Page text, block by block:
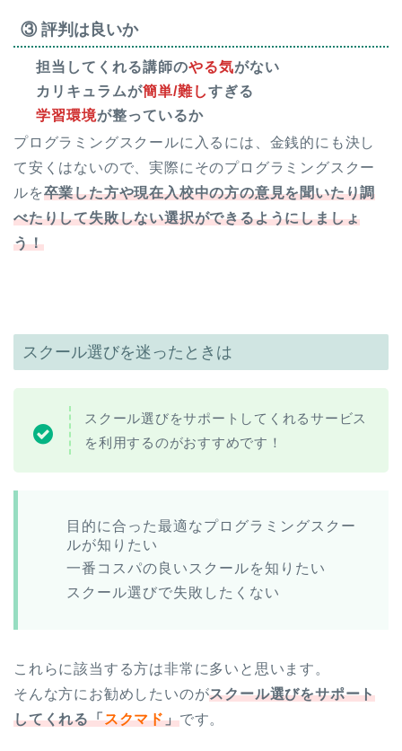
③ 評判は良いか
担当してくれる講師のやる気がない
カリキュラムが簡単/難しすぎる
学習環境が整っているか
プログラミングスクールに入るには、金銭的にも決し
て安くはないので、実際にそのプログラミングスクー
ルを卒業した方や現在入校中の方の意見を聞いたり調
べたりして失敗しない選択ができるようにしましょ
う！
スクール選びを迷ったときは
スクール選びをサポートしてくれるサービス
を利用するのがおすすめです！
目的に合った最適なプログラミングスクー
ルが知りたい
一番コスパの良いスクールを知りたい
スクール選びで失敗したくない
これらに該当する方は非常に多いと思います。
そんな方にお勧めしたいのがスクール選びをサポート
してくれる「スクマド」です。